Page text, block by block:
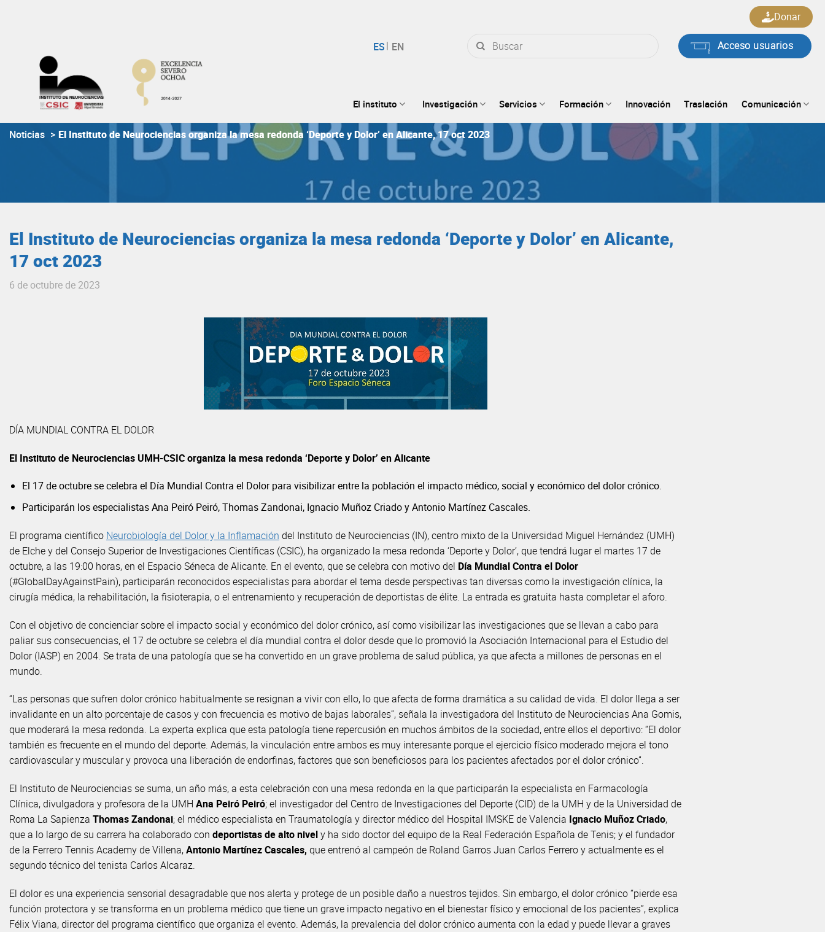
por:
Acceso usuarios
Donar
El instituto Investigación Servicios Formación Innovación Traslación Comunicación
Noticias > El Instituto de Neurociencias organiza la mesa redonda ‘Deporte y Dolor’ en Alicante, 17 oct 2023
El Instituto de Neurociencias organiza la mesa redonda ‘Deporte y Dolor’ en Alicante,
17 oct 2023
6 de octubre de 2023
DÍA MUNDIAL CONTRA EL DOLOR
El Instituto de Neurociencias UMH-CSIC organiza la mesa redonda ‘Deporte y Dolor’ en Alicante
El 17 de octubre se celebra el Día Mundial Contra el Dolor para visibilizar entre la población el impacto médico, social y económico del dolor crónico.
Participarán los especialistas Ana Peiró Peiró, Thomas Zandonai, Ignacio Muñoz Criado y Antonio Martínez Cascales.
El programa científico Neurobiología del Dolor y la Inflamación del Instituto de Neurociencias (IN), centro mixto de la Universidad Miguel Hernández (UMH)
de Elche y del Consejo Superior de Investigaciones Científicas (CSIC), ha organizado la mesa redonda ‘Deporte y Dolor’, que tendrá lugar el martes 17 de
octubre, a las 19:00 horas, en el Espacio Séneca de Alicante. En el evento, que se celebra con motivo del Día Mundial Contra el Dolor
(#GlobalDayAgainstPain), participarán reconocidos especialistas para abordar el tema desde perspectivas tan diversas como la investigación clínica, la
cirugía médica, la rehabilitación, la fisioterapia, o el entrenamiento y recuperación de deportistas de élite. La entrada es gratuita hasta completar el aforo.
Con el objetivo de concienciar sobre el impacto social y económico del dolor crónico, así como visibilizar las investigaciones que se llevan a cabo para
paliar sus consecuencias, el 17 de octubre se celebra el día mundial contra el dolor desde que lo promovió la Asociación Internacional para el Estudio del
Dolor (IASP) en 2004. Se trata de una patología que se ha convertido en un grave problema de salud pública, ya que afecta a millones de personas en el
mundo.
“Las personas que sufren dolor crónico habitualmente se resignan a vivir con ello, lo que afecta de forma dramática a su calidad de vida. El dolor llega a ser
invalidante en un alto porcentaje de casos y con frecuencia es motivo de bajas laborales”, señala la investigadora del Instituto de Neurociencias Ana Gomis,
que moderará la mesa redonda. La experta explica que esta patología tiene repercusión en muchos ámbitos de la sociedad, entre ellos el deportivo: “El dolor
también es frecuente en el mundo del deporte. Además, la vinculación entre ambos es muy interesante porque el ejercicio físico moderado mejora el tono
cardiovascular y muscular y provoca una liberación de endorfinas, factores que son beneficiosos para los pacientes afectados por el dolor crónico”.
El Instituto de Neurociencias se suma, un año más, a esta celebración con una mesa redonda en la que participarán la especialista en Farmacología
Clínica, divulgadora y profesora de la UMH Ana Peiró Peiró; el investigador del Centro de Investigaciones del Deporte (CID) de la UMH y de la Universidad de
Roma La Sapienza Thomas Zandonai; el médico especialista en Traumatología y director médico del Hospital IMSKE de Valencia Ignacio Muñoz Criado,
que a lo largo de su carrera ha colaborado con deportistas de alto nively ha sido doctor del equipo de la Real Federación Española de Tenis; y el fundador
de la Ferrero Tennis Academy de Villena,Antonio Martínez Cascales, que entrenó al campeón de Roland Garros Juan Carlos Ferrero y actualmente es el
segundo técnico del tenista Carlos Alcaraz.
El dolor es una experiencia sensorial desagradable que nos alerta y protege de un posible daño a nuestros tejidos. Sin embargo, el dolor crónico “pierde esa
función protectora y se transforma en un problema médico que tiene un grave impacto negativo en el bienestar físico y emocional de los pacientes”, explica
Félix Viana, director del programa científico que organiza el evento. Además, la prevalencia del dolor crónico aumenta con la edad y puede llevar a graves